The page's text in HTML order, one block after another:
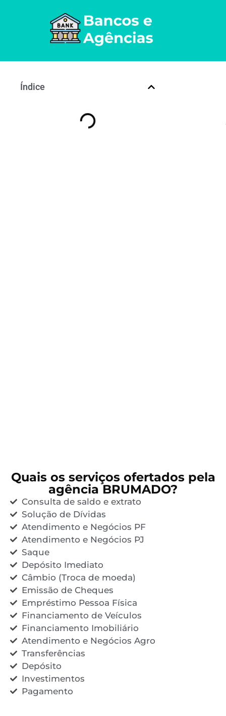
Índice
Quais os serviços ofertados pela
agência BRUMADO?
Consulta de saldo e extrato
Solução de Dívidas
Atendimento e Negócios PF
Atendimento e Negócios PJ
Saque
Depósito Imediato
Câmbio (Troca de moeda)
Emissão de Cheques
Empréstimo Pessoa Física
Financiamento de Veículos
Financiamento Imobiliário
Atendimento e Negócios Agro
Transferências
Depósito
Investimentos
Pagamento